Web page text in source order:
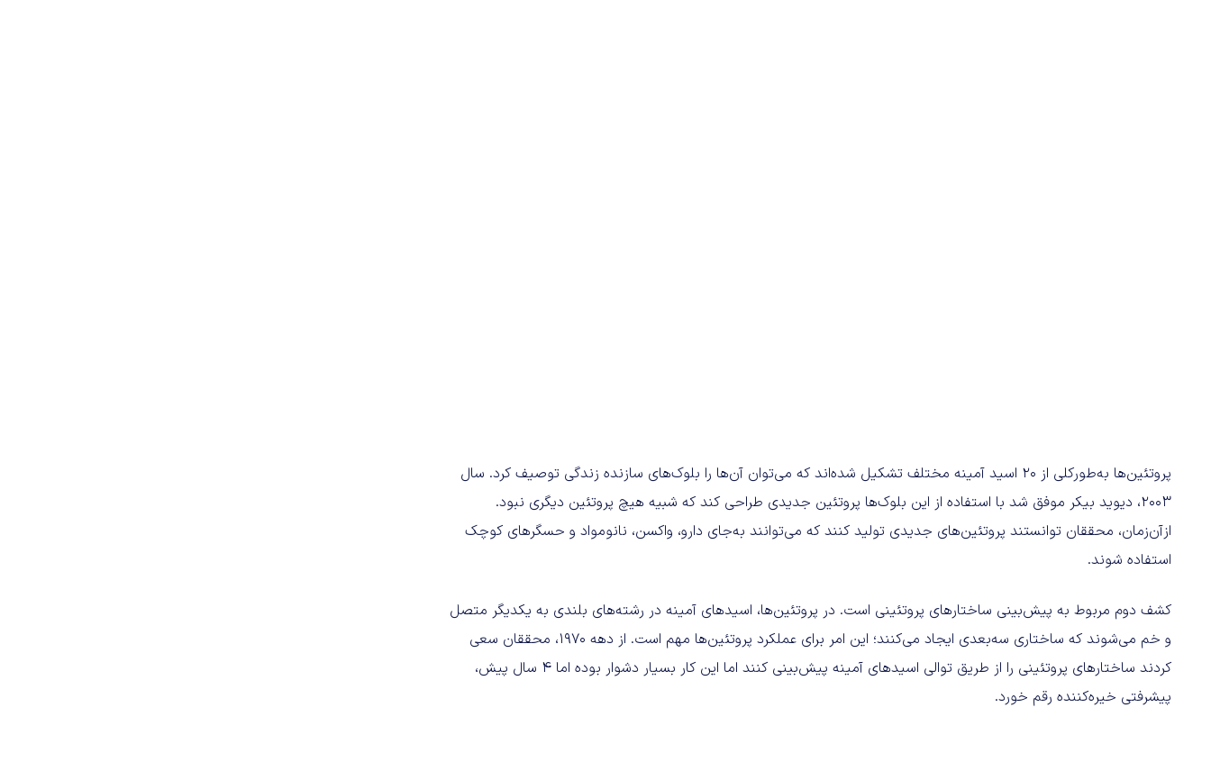
پروتئین‌ها به‌طورکلی از 20 اسید آمینه مختلف تشکیل شده‌اند که می‌توان آن‌ها را بلوک‌های سازنده زندگی توصیف کرد. سال
2003، دیوید بیکر موفق شد با استفاده از این بلوک‌ها پروتئین جدیدی طراحی کند که شبیه هیچ پروتئین دیگری نبود.
ازآن‌زمان، محققان توانستند پروتئین‌های جدیدی تولید کنند که می‌توانند به‌جای دارو، واکسن، نانومواد و حسگرهای کوچک
استفاده شوند.
کشف دوم مربوط به پیش‌بینی ساختارهای پروتئینی است. در پروتئین‌ها، اسیدهای آمینه در رشته‌های بلندی به یکدیگر متصل
و خم می‌شوند که ساختاری سه‌بعدی ایجاد می‌کنند؛ این امر برای عملکرد پروتئین‌ها مهم است. از دهه 1970، محققان سعی
کردند ساختارهای پروتئینی را از طریق توالی اسیدهای آمینه پیش‌بینی کنند اما این کار بسیار دشوار بوده اما 4 سال پیش،
پیشرفتی خیره‌کننده رقم خورد.